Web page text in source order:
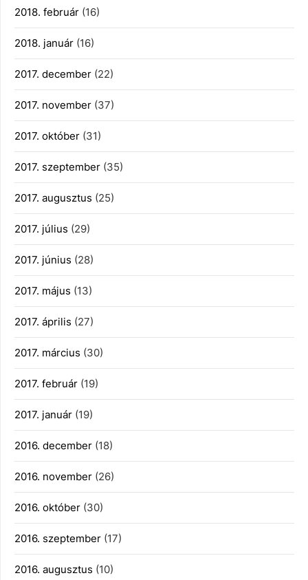
2018. február (16)
2018. január (16)
2017. december (22)
2017. november (37)
2017. október (31)
2017. szeptember (35)
2017. augusztus (25)
2017. július (29)
2017. június (28)
2017. május (13)
2017. április (27)
2017. március (30)
2017. február (19)
2017. január (19)
2016. december (18)
2016. november (26)
2016. október (30)
2016. szeptember (17)
2016. augusztus (10)